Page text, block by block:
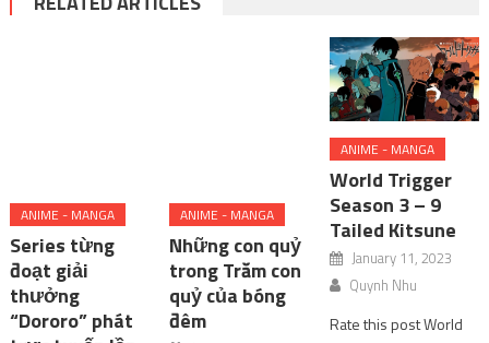
ANIME - MANGA
Series từng
đoạt giải
thưởng
“Dororo” phát
ANIME - MANGA
Những con quỷ
trong Trăm con
quỷ của bóng
đêm
ANIME - MANGA
World Trigger
Season 3 – 9
Tailed Kitsune
January 11, 2023
Quynh Nhu
Rate this post World